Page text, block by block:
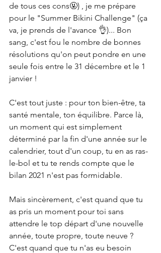
de tous ces cons🤬) , je me prépare
pour le "Summer Bikini Challenge" (ça
va, je prends de l'avance 👌)... Bon
sang, c'est fou le nombre de bonnes
résolutions qu'on peut pondre en une
seule fois entre le 31 décembre et le 1
janvier !
C'est tout juste : pour ton bien-être, ta
santé mentale, ton équilibre. Parce là,
un moment qui est simplement
déterminé par la fin d'une année sur le
calendrier, tout d'un coup, tu en as ras-
le-bol et tu te rends compte que le
bilan 2021 n'est pas formidable.
Mais sincèrement, c'est quand que tu
as pris un moment pour toi sans
attendre le top départ d'une nouvelle
année, toute propre, toute neuve ?
C'est quand que tu n'as eu besoin